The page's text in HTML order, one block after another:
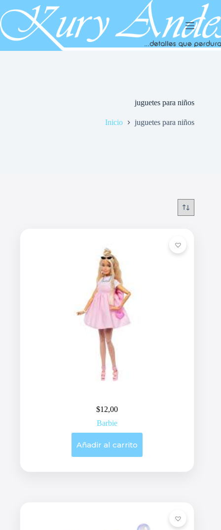
al
contenido
juguetes para niños
Inicio juguetes para niños
$12,00
Barbie
Añadir al carrito